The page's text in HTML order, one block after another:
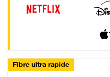
Fibre ultra rapide